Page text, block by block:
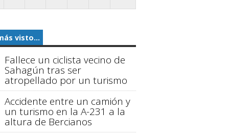
visto...
Fallece un ciclista vecino de
Sahagún tras ser
atropellado por un turismo
Accidente entre un camión y
un turismo en la A-231 a la
altura de Bercianos